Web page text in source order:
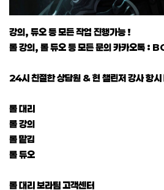
강의, 듀오 등 모든 작업 진행가능 !
롤 강의, 롤 듀오 등 모든 문의 카카오톡
24시 친절한 상담원 & 현 챌린저 강사 항시
롤 대리
롤 강의
롤 맡김
롤 듀오
롤 대리 보라팀 고객센터